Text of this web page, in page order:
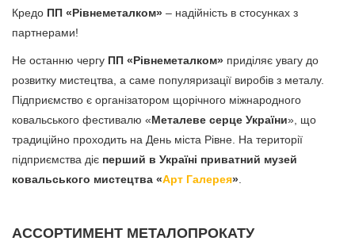
Кредо ПП «Рівнеметалком» – надійність в стосунках з
партнерами!
Не останню чергу ПП «Рівнеметалком» приділяє увагу до
розвитку мистецтва, а саме популяризації виробів з металу.
Підприємство є організатором щорічного міжнародного
ковальського фестивалю «Металеве серце України», що
традиційно проходить на День міста Рівне. На території
підприємства діє перший в Україні приватний музей
ковальського мистецтва «Арт Галерея»
АССОРТИМЕНТ МЕТАЛОПРОКАТУ